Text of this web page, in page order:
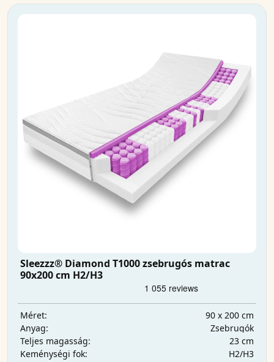
Sleezzz® Diamond T1000 zsebrugós matrac
90x200 cm H2/H3
Méret:
90 x 200 cm
Anyag:
Zsebrugók
Teljes magasság:
23 cm
Keménységi fok:
H2/H3